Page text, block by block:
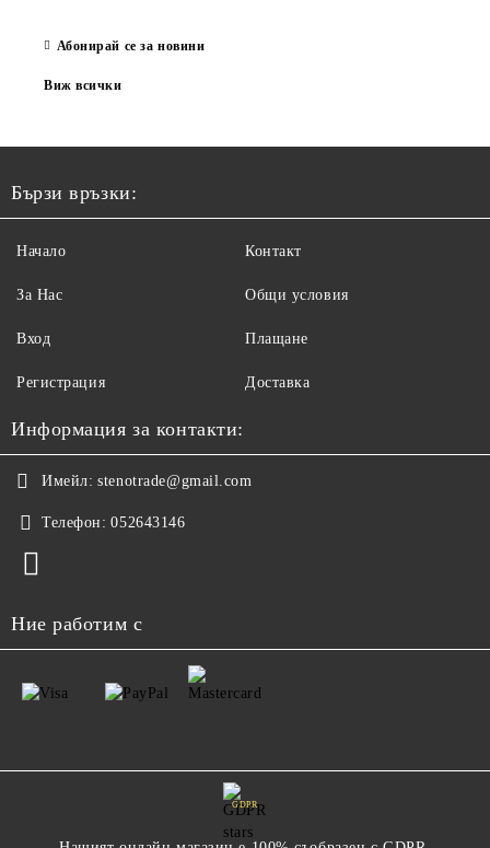
Абонирай се за новини
Виж всички
Бързи връзки:
Начало
За Нас
Вход
Регистрация
Контакт
Общи условия
Плащане
Доставка
Информация за контакти:
Имейл: stenotrade@gmail.com
Телефон: 052643146
Ние работим с
GDPR